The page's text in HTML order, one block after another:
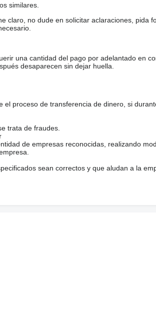
izquierda: 80%; Dibujo del neumático
interior: 90%; Dibujo del neumático
90%
interior: 60%; Dibujo del neumático
60%
similares.
claro, no dude en solicitar aclaraciones, pida
una cantidad del pago por adelantado en
desaparecen sin dejar huella.
proceso de transferencia de dinero, si
trata de fraudes.
de empresas reconocidas, realizando
sean correctos y que aludan a la